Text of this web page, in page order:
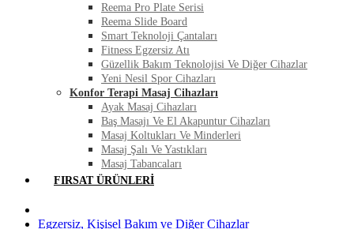
Reema Pro Plate Serisi
Reema Slide Board
Smart Teknoloji Çantaları
Fitness Egzersiz Atı
Güzellik Bakım Teknolojisi Ve Diğer Cihazlar
Yeni Nesil Spor Cihazları
Konfor Terapi Masaj Cihazları
Ayak Masaj Cihazları
Baş Masajı Ve El Akapuntur Cihazları
Masaj Koltukları Ve Minderleri
Masaj Şalı Ve Yastıkları
Masaj Tabancaları
FIRSAT ÜRÜNLERI
Egzersiz, Kişisel Bakım ve Diğer Cihazlar